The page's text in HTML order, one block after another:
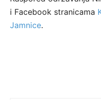
i Facebook stranicama
Jamnice.